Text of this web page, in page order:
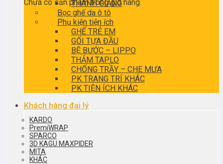
Chưa có sản phẩm trong giỏ hàng.
THANH GIẰNG
Bọc ghế da ô tô
Phụ kiện tiện ích
GHẾ TRẺ EM
GỐI TỰA ĐẦU
BỆ BƯỚC – LIPPO
THẢM TAPLO
CHỐNG TRẦY – CHE MƯA
PK TRANG TRÍ KHÁC
PK TIỆN ÍCH KHÁC
Khách hàng đại lý
KARDO
PremiWRAP
SPARCO
3D KAGU MAXPIDER
MITA
KHÁC